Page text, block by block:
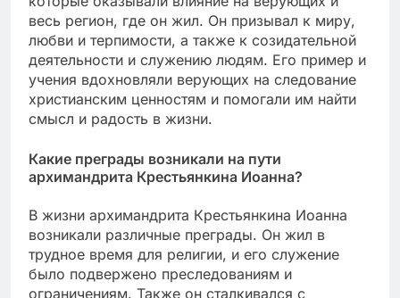
весь регион, где он жил. Он призывал к миру,
любви и терпимости, а также к созидательной
деятельности и служению людям. Его пример и
учения вдохновляли верующих на следование
христианским ценностям и помогали им найти
смысл и радость в жизни.
Какие преграды возникали на пути
архимандрита Крестьянкина Иоанна?
В жизни архимандрита Крестьянкина Иоанна
возникали различные преграды. Он жил в
трудное время для религии, и его служение
было подвержено преследованиям и
ограничениям. Также он сталкивался с